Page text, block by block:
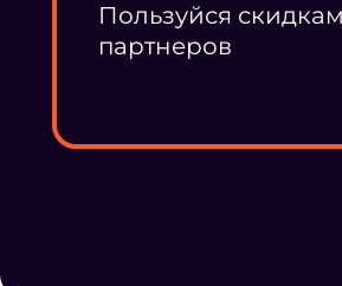
Пользуйся
партнеров